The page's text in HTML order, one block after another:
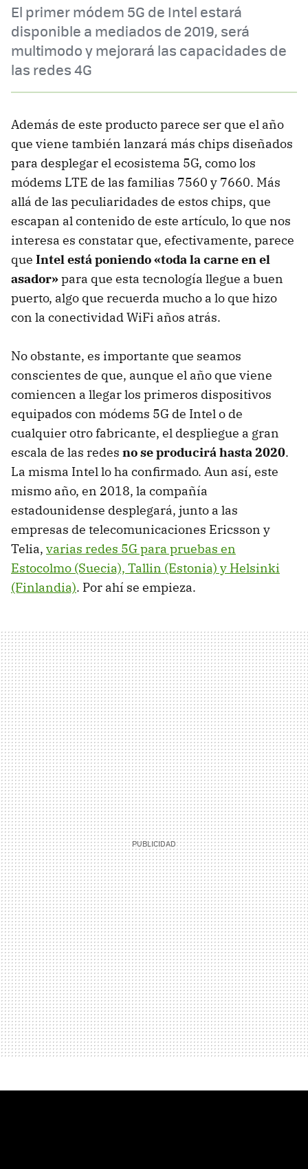
El primer módem 5G de Intel estará
disponible a mediados de 2019, será
multimodo y mejorará las capacidades de
las redes 4G
Además de este producto parece ser que el año
que viene también lanzará más chips diseñados
para desplegar el ecosistema 5G, como los
módems LTE de las familias 7560 y 7660. Más
allá de las peculiaridades de estos chips, que
escapan al contenido de este artículo, lo que nos
interesa es constatar que, efectivamente, parece
que Intel está poniendo «toda la carne en el
asador»para que esta tecnología llegue a buen
puerto, algo que recuerda mucho a lo que hizo
con la conectividad WiFi años atrás.
No obstante, es importante que seamos
conscientes de que, aunque el año que viene
comiencen a llegar los primeros dispositivos
equipados con módems 5G de Intel o de
cualquier otro fabricante, el despliegue a gran
escala de las redes no se producirá hasta 2020.
La misma Intel lo ha confirmado. Aun así, este
mismo año, en 2018, la compañía
estadounidense desplegará, junto a las
empresas de telecomunicaciones Ericsson y
Telia, varias redes 5G para pruebas en
Estocolmo (Suecia), Tallin (Estonia) y Helsinki
(Finlandia). Por ahí se empieza.